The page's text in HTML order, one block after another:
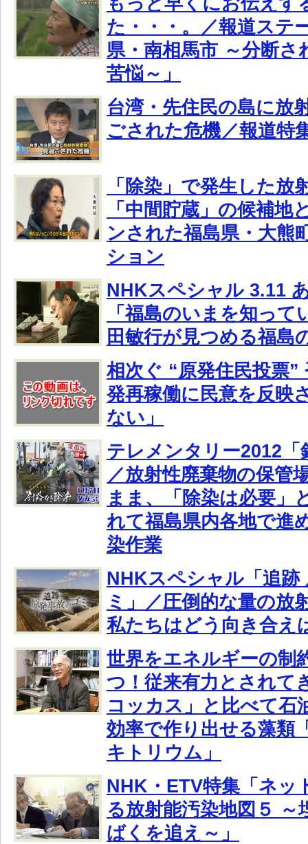
た・・・。／報道ステ
県・南相馬市 ～分断さ
苦悩～」
台湾・先住民の島に放
ごされた危機／報道特
「除染」で発生した放
「中間貯蔵」の候補地
ンされた福島県・大熊
ション
NHKスペシャル 3.11
「福島のいまを知って
田敏行が見つめる福島
相次ぐ “原発住民投票”
発再稼働に民意を反映
ない」
テレメンタリー2012「
／放射性廃棄物の保管
まま、「除染は必要」
れて福島県内各地で進
染作業
NHKスペシャル「追跡
ミ」／圧倒的な量の放
私たちはどう向き合え
世界をエネルギーの制
つ！従来有力とされて
コッカス」と比べて石
効率で作り出せる藻類
キトリウム」
NHK・ETV特集「ネッ
る放射能汚染地図５ ～
ばくを追え～」